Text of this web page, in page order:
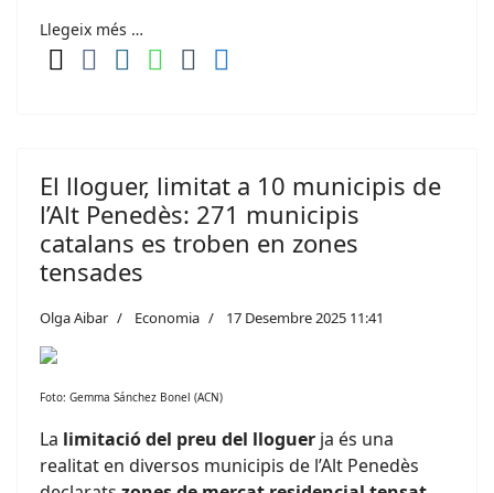
Llegeix més …
El lloguer, limitat a 10 municipis de
l’Alt Penedès: 271 municipis
catalans es troben en zones
tensades
Olga Aibar Economia 17 Desembre 2025 11:41
Foto: Gemma Sánchez Bonel (ACN)
La limitació del preu del lloguer ja és una
realitat en diversos municipis de l’Alt Penedès